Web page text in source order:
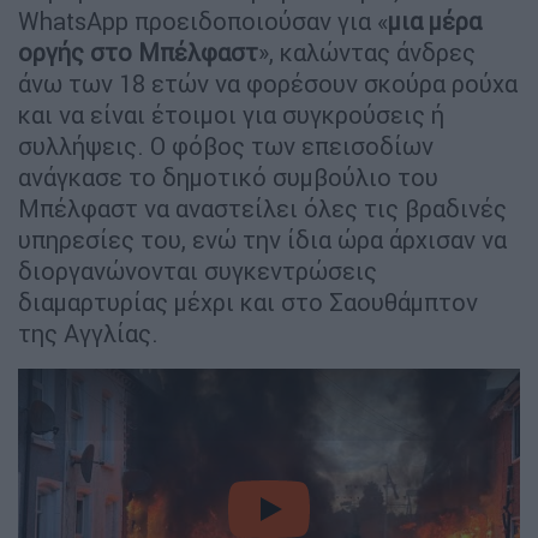
WhatsApp προειδοποιούσαν για «μια μέρα
οργής στο Μπέλφαστ», καλώντας άνδρες
άνω των 18 ετών να φορέσουν σκούρα ρούχα
και να είναι έτοιμοι για συγκρούσεις ή
συλλήψεις. Ο φόβος των επεισοδίων
ανάγκασε το δημοτικό συμβούλιο του
Μπέλφαστ να αναστείλει όλες τις βραδινές
υπηρεσίες του, ενώ την ίδια ώρα άρχισαν να
διοργανώνονται συγκεντρώσεις
διαμαρτυρίας μέχρι και στο Σαουθάμπτον
της Αγγλίας.
video